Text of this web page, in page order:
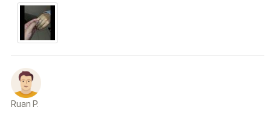
Ruan P.